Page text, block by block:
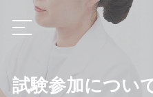
試験参加につい